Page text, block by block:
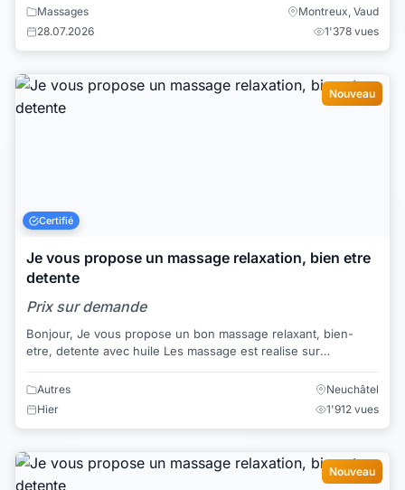
Massages
Montreux, Vaud
28.07.2026
1'378 vues
Nouveau
Certifié
Je vous propose un massage relaxation, bien etre
detente
Prix sur demande
Bonjour, Je vous propose un bon massage relaxant, bien-
etre, detente avec huile Les massage est realise sur
Autres
Neuchâtel
Hier
1'912 vues
Nouveau